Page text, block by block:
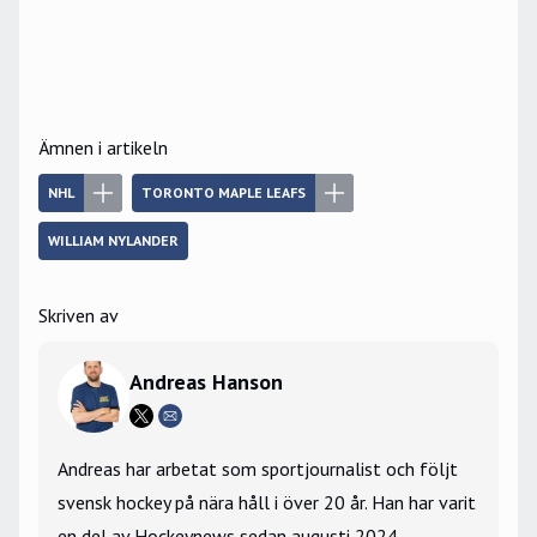
Ämnen i artikeln
NHL TORONTO MAPLE LEAFS
WILLIAM NYLANDER
Skriven av
Andreas Hanson
Andreas har arbetat som sportjournalist och följt
svensk hockey på nära håll i över 20 år. Han har varit